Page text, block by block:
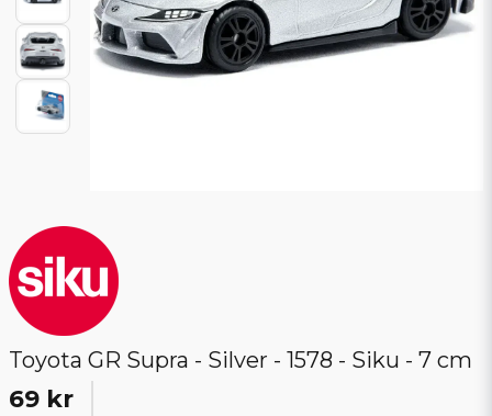
Toyota GR Supra - Silver - 1578 - Siku - 7 cm
69 kr